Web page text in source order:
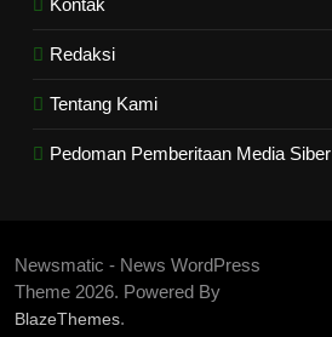
Redaksi
Tentang Kami
Pedoman Pemberitaan Media Siber
Newsmatic - News WordPress
Theme 2026. Powered By
BlazeThemes.